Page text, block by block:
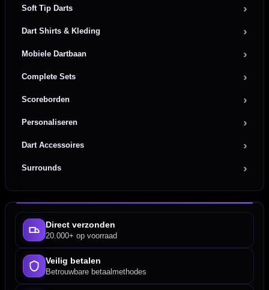
Soft Tip Darts
Dart Shirts & Kleding
Mobiele Dartbaan
Complete Sets
Scoreborden
Personaliseren
Dart Accessoires
Surrounds
Direct verzonden
20.000+ op voorraad
Veilig betalen
Betrouwbare betaalmethodes